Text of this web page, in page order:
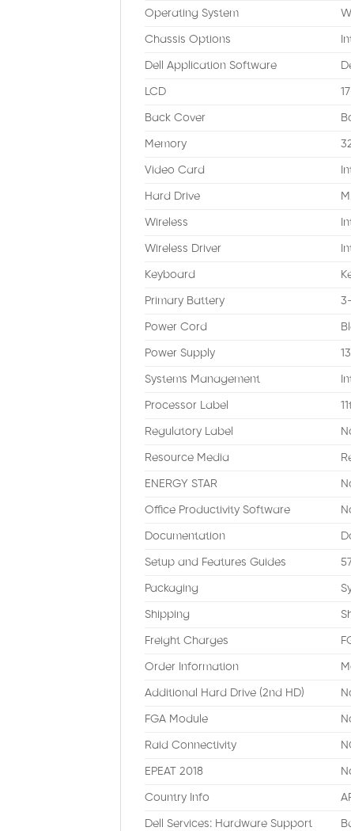
Operating System
Chassis Options
Dell Application Software
LCD
Back Cover
Memory
Video Card
Hard Drive
Wireless
Wireless Driver
Keyboard
Primary Battery
Power Cord
Power Supply
Systems Management
Processor Label
Regulatory Label
Resource Media
ENERGY STAR
Office Productivity Software
Documentation
Setup and Features Guides
Packaging
Shipping
Freight Charges
Order Information
Additional Hard Drive (2nd HD)
FGA Module
Raid Connectivity
EPEAT 2018
Country Info
Dell Services: Hardware Support